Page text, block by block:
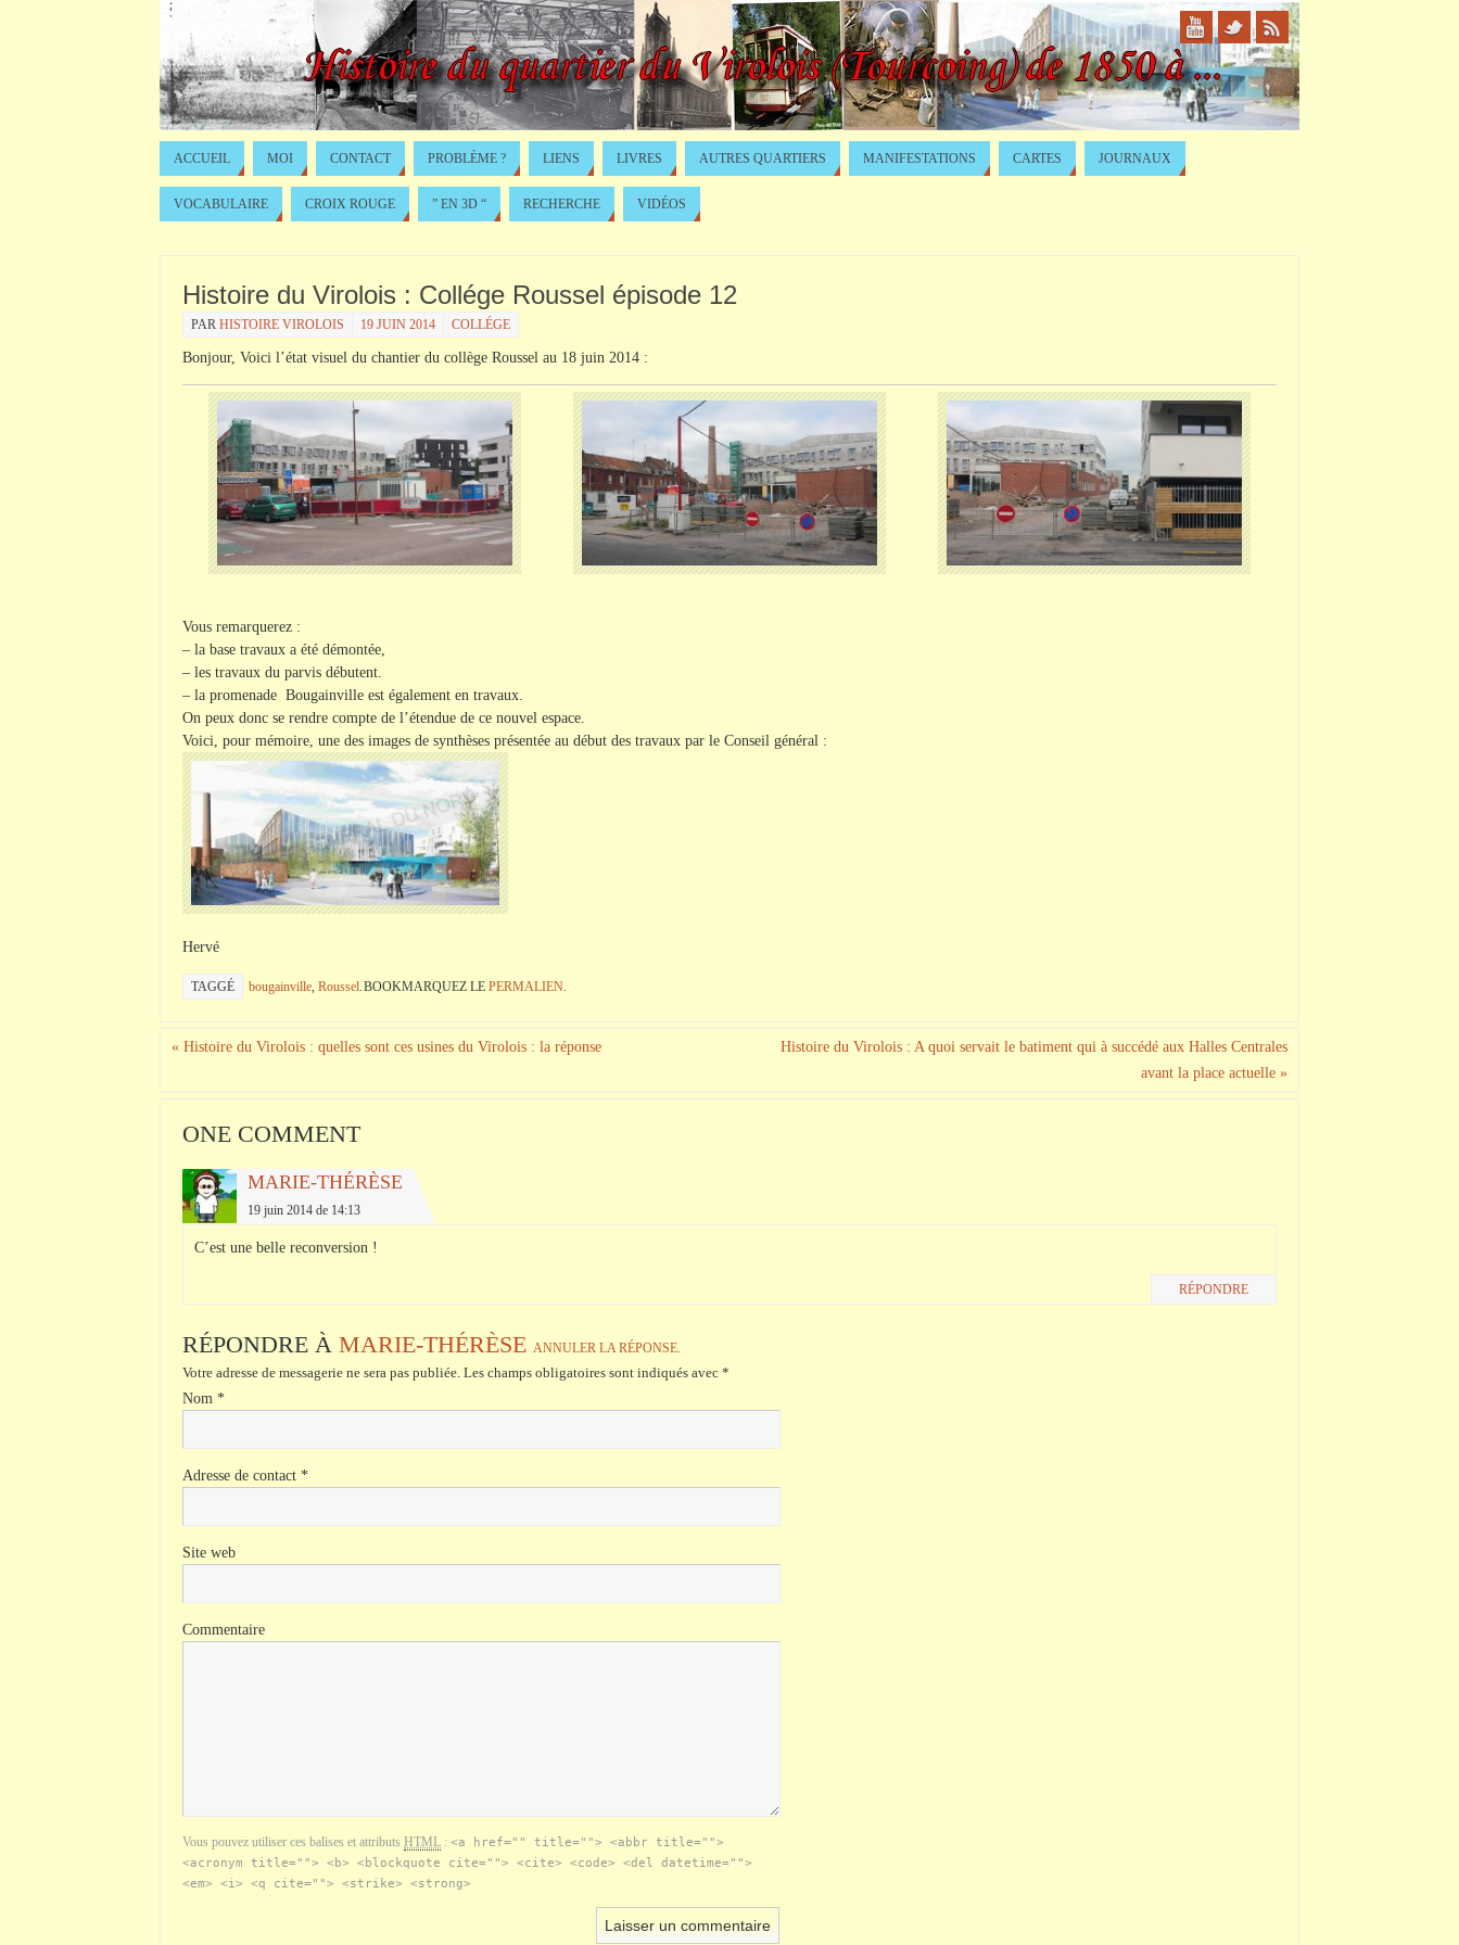
ACCUEIL MOI CONTACT PROBLÈME ? LIENS LIVRES AUTRES QUARTIERS MANIFESTATIONS CARTES JOURNAUX
VOCABULAIRE CROIX ROUGE ” EN 3D “ RECHERCHE VIDÉOS
Histoire du Virolois : Collége Roussel épisode 12
PAR HISTOIRE VIROLOIS 19 JUIN 2014 COLLÉGE
Bonjour, Voici l’état visuel du chantier du collège Roussel au 18 juin 2014 :
Vous remarquerez :
– la base travaux a été démontée,
– les travaux du parvis débutent.
– la promenade Bougainville est également en travaux.
On peux donc se rendre compte de l’étendue de ce nouvel espace.
Voici, pour mémoire, une des images de synthèses présentée au début des travaux par le Conseil général :
Hervé
TAGGÉ bougainville, Roussel.BOOKMARQUEZ LE PERMALIEN.
« Histoire du Virolois : quelles sont ces usines du Virolois : la réponse
Histoire du Virolois : A quoi servait le batiment qui à succédé aux Halles Centrales
avant la place actuelle »
ONE COMMENT
MARIE-THÉRÈSE
19 juin 2014 de 14:13
C’est une belle reconversion !
RÉPONDRE
RÉPONDRE À MARIE-THÉRÈSE ANNULER LA RÉPONSE.
Votre adresse de messagerie ne sera pas publiée. Les champs obligatoires sont indiqués avec *
Nom *
Adresse de contact *
Site web
Commentaire
Vous pouvez utiliser ces balises et attributs HTML : <a href="" title=""> <abbr title="">
<acronym title=""> <b> <blockquote cite=""> <cite> <code> <del datetime="">
<em> <i> <q cite=""> <strike> <strong>